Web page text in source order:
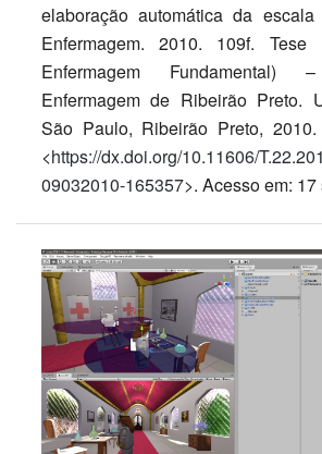
elaboração automática da
Enfermagem. 2010. 109f. Tese
Enfermagem
Enfermagem de Ribeirão Preto.
São Paulo, Ribeirão Preto,
<https://dx.doi.org/10.11606/
09032010-165357>. Acesso em: 17